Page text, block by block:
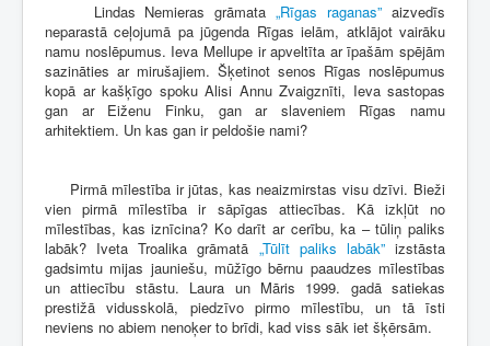
Lindas Nemieras grāmata„Rīgas raganas” aizvedīs
neparastā ceļojumā pa jūgenda Rīgas ielām, atklājot vairāku
namu noslēpumus. Ieva Mellupe ir apveltīta ar īpašām spējām
sazināties ar mirušajiem. Šķetinot senos Rīgas noslēpumus
kopā ar kašķīgo spoku Alisi Annu Zvaigznīti, Ieva sastopas
gan ar Eiženu Finku, gan ar slaveniem Rīgas namu
arhitektiem. Un kas gan ir peldošie nami?
Pirmā mīlestība ir jūtas, kas neaizmirstas visu dzīvi. Bieži
vien pirmā mīlestība ir sāpīgas attiecības. Kā izkļūt no
mīlestības, kas iznīcina? Ko darīt ar cerību, ka – tūliņ paliks
labāk? Iveta Troalika grāmatā „Tūlīt paliks labāk”izstāsta
gadsimtu mijas jauniešu, mūžīgo bērnu paaudzes mīlestības
un attiecību stāstu. Laura un Māris 1999. gadā satiekas
prestižā vidusskolā, piedzīvo pirmo mīlestību, un tā īsti
neviens no abiem nenoķer to brīdi, kad viss sāk iet šķērsām.